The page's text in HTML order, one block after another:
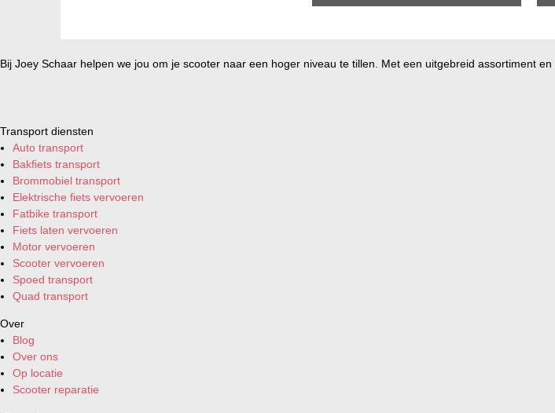
Bij Joey Schaar helpen we jou om je scooter naar een hoger niveau te tillen. Met een uitgebreid assortiment
Transport diensten
Auto transport
Bakfiets transport
Brommobiel transport
Elektrische fiets vervoeren
Fatbike transport
Fiets laten vervoeren
Motor vervoeren
Scooter vervoeren
Spoed transport
Quad transport
Over
Blog
Over ons
Op locatie
Scooter reparatie